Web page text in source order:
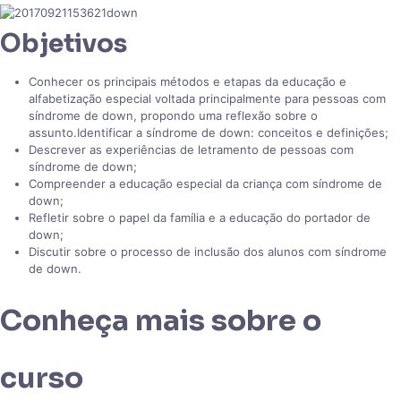
Objetivos
Conhecer os principais métodos e etapas da educação e
alfabetização especial voltada principalmente para pessoas com
síndrome de down, propondo uma reflexão sobre o
assunto.Identificar a síndrome de down: conceitos e definições;
Descrever as experiências de letramento de pessoas com
síndrome de down;
Compreender a educação especial da criança com síndrome de
down;
Refletir sobre o papel da família e a educação do portador de
down;
Discutir sobre o processo de inclusão dos alunos com síndrome
de down.
Conheça mais sobre o
curso